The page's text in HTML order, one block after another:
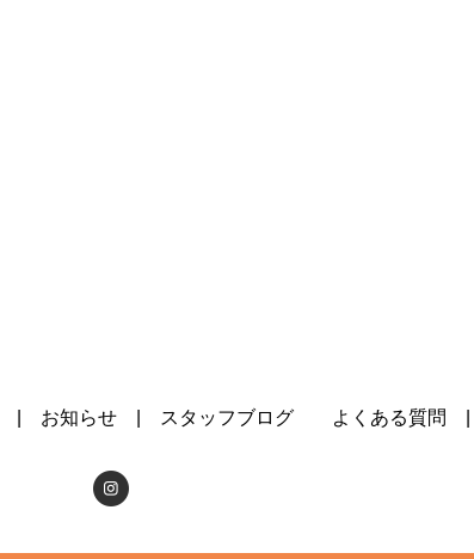
お知らせ スタッフブログ よくある質問